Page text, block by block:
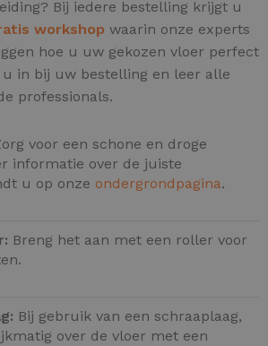
Bij iedere bestelling krijgt u
workshop waarin onze experts
hoe u uw gekozen vloer perfect
in bij uw bestelling en leer alle
professionals.
voor een schone en droge
informatie over de juiste
u op onze ondergrondpagina.
Breng het aan met een roller voor
Bij gebruik van een schraaplaag,
over de vloer met een